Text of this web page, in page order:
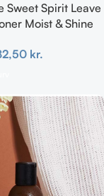
Sweet Spirit Leave
Moist & Shine
kr.